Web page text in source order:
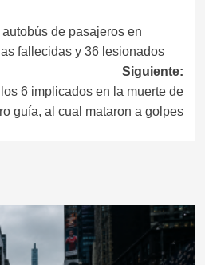
de pasajeros en
fallecidas y 36 lesionados
Siguiente:
6 implicados en la muerte de
guía, al cual mataron a golpes